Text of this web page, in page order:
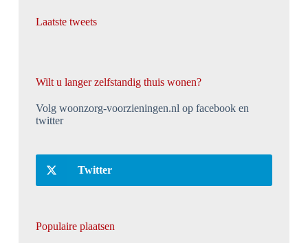
Laatste tweets
Wilt u langer zelfstandig thuis wonen?
Volg woonzorg-voorzieningen.nl op facebook en
twitter
Twitter
Populaire plaatsen